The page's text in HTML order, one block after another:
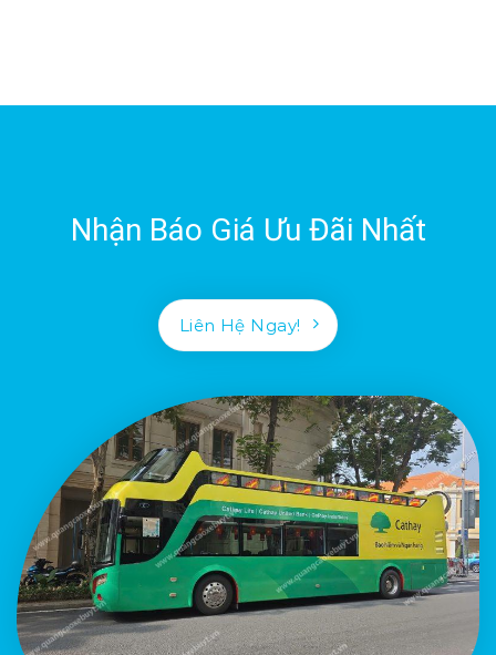
Nhận Báo Giá Ưu Đãi Nhất
Liên Hệ Ngay!